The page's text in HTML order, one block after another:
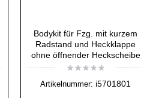
Bodykit für Fzg. mit kurzem
Radstand und Heckklappe
ohne öffnender Heckscheibe
Artikelnummer: i5701801